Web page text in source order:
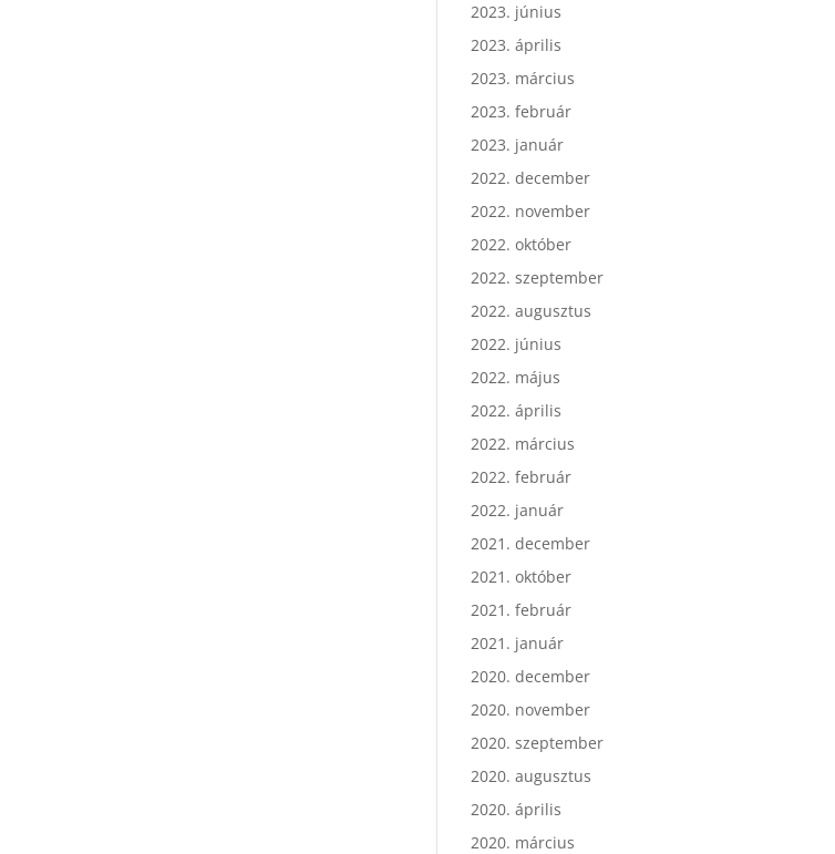
2023. június
2023. április
2023. március
2023. február
2023. január
2022. december
2022. november
2022. október
2022. szeptember
2022. augusztus
2022. június
2022. május
2022. április
2022. március
2022. február
2022. január
2021. december
2021. október
2021. február
2021. január
2020. december
2020. november
2020. szeptember
2020. augusztus
2020. április
2020. március